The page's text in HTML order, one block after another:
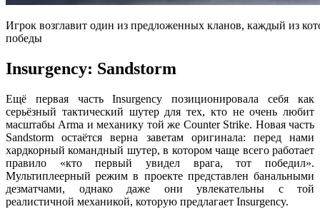
Игрок возглавит один из предложенных кланов, каждый из
победы
Insurgency: Sandstorm
Ещё первая часть Insurgency позиционировала себя как
серьёзный тактический шутер для тех, кто не очень любит
масштабы Arma и механику той же Counter Strike. Новая часть
Sandstorm остаётся верна заветам оригинала: перед нами
хардкорный командный шутер, в котором чаще всего работает
правило «кто первый увидел врага, тот победил».
Мультиплеерный режим в проекте представлен банальными
дезматчами, однако даже они увлекательны с той
реалистичной механикой, которую предлагает Insurgency.